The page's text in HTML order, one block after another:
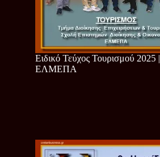
Ειδικό Τεύχος Τουρισμού 2025 |
ΕΛΜΕΠΑ